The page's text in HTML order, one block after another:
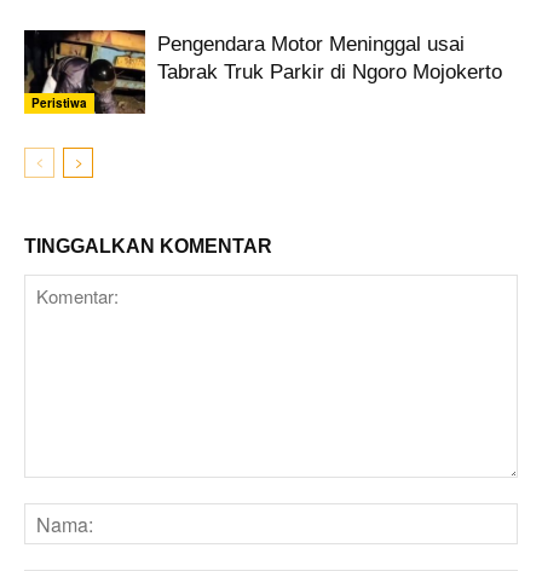
Peristiwa
Pengendara Motor Meninggal usai
Tabrak Truk Parkir di Ngoro Mojokerto
TINGGALKAN KOMENTAR